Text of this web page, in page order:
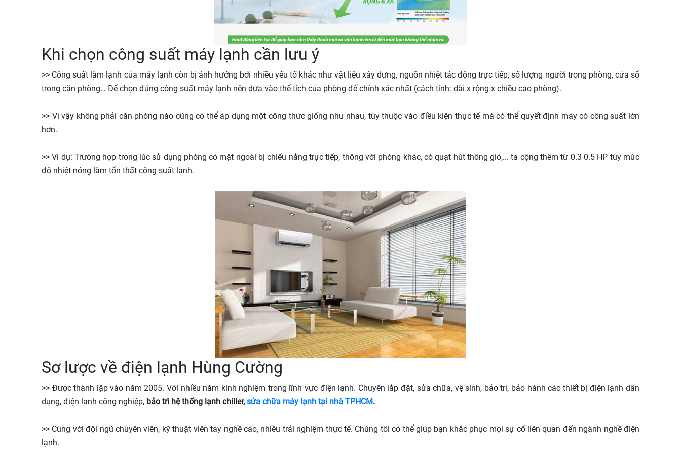
Khi chọn công suất máy lạnh cần lưu ý
>> Công suất làm lạnh của máy lạnh còn bị ảnh hưởng bởi nhiều yếu tố khác như vật liệu xây dựng, nguồn nhiệt tác động trực tiếp, số lượng người trong phòng, cửa sổ
trong căn phòng… Để chọn đúng công suất máy lạnh nên dựa vào thể tích của phòng để chính xác nhất (cách tính: dài x rộng x chiều cao phòng).
>> Vì vậy không phải căn phòng nào cũng có thể áp dụng một công thức giống như nhau, tùy thuộc vào điều kiện thực tế mà có thể quyết định máy có công suất lớn
hơn.
>> Ví dụ: Trường hợp trong lúc sử dụng phòng có mặt ngoài bị chiếu nắng trực tiếp, thông với phòng khác, có quạt hút thông gió,... ta cộng thêm từ 0.3 0.5 HP tùy mức
độ nhiệt nóng làm tổn thất công suất lạnh.
Sơ lược về điện lạnh Hùng Cường
>> Được thành lập vào năm 2005. Với nhiều năm kinh nghiệm trong lĩnh vực điện lạnh. Chuyên lắp đặt, sửa chữa, vệ sinh, bảo trì, bảo hành các thiết bị điện lạnh dân
dụng, điện lạnh công nghiệp, bảo trì hệ thống lạnh chiller, sửa chữa máy lạnh tại nhà TPHCM.
>> Cùng với đội ngũ chuyên viên, kỹ thuật viên tay nghề cao, nhiều trải nghiệm thực tế. Chúng tôi có thể giúp bạn khắc phục mọi sự cố liên quan đến ngành nghề điện
lạnh.